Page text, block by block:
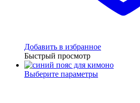
Добавить в избранное
Быстрый просмотр
Выберите параметры